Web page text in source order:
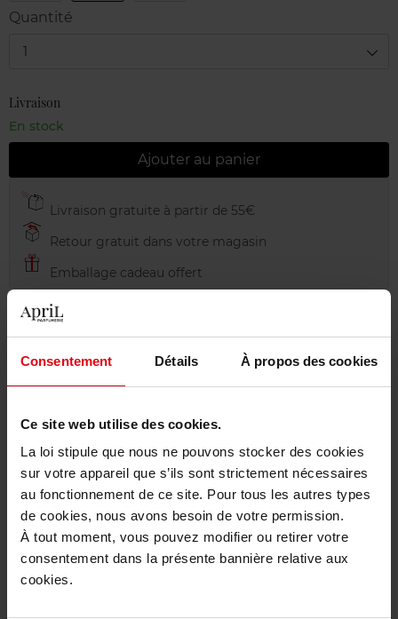
Consentement Détails À propos des cookies
Ce site web utilise des cookies.
La loi stipule que nous ne pouvons stocker des cookies
sur votre appareil que s’ils sont strictement nécessaires
au fonctionnement de ce site. Pour tous les autres types
de cookies, nous avons besoin de votre permission.
À tout moment, vous pouvez modifier ou retirer votre
consentement dans la présente bannière relative aux
cookies.
Quantité
1
Livraison
En stock
Ajouter au panier
Livraison gratuite à partir de 55€
Retour gratuit dans votre magasin
Emballage cadeau offert
Caractéristiques
Avis client Politique relative aux avis des clients